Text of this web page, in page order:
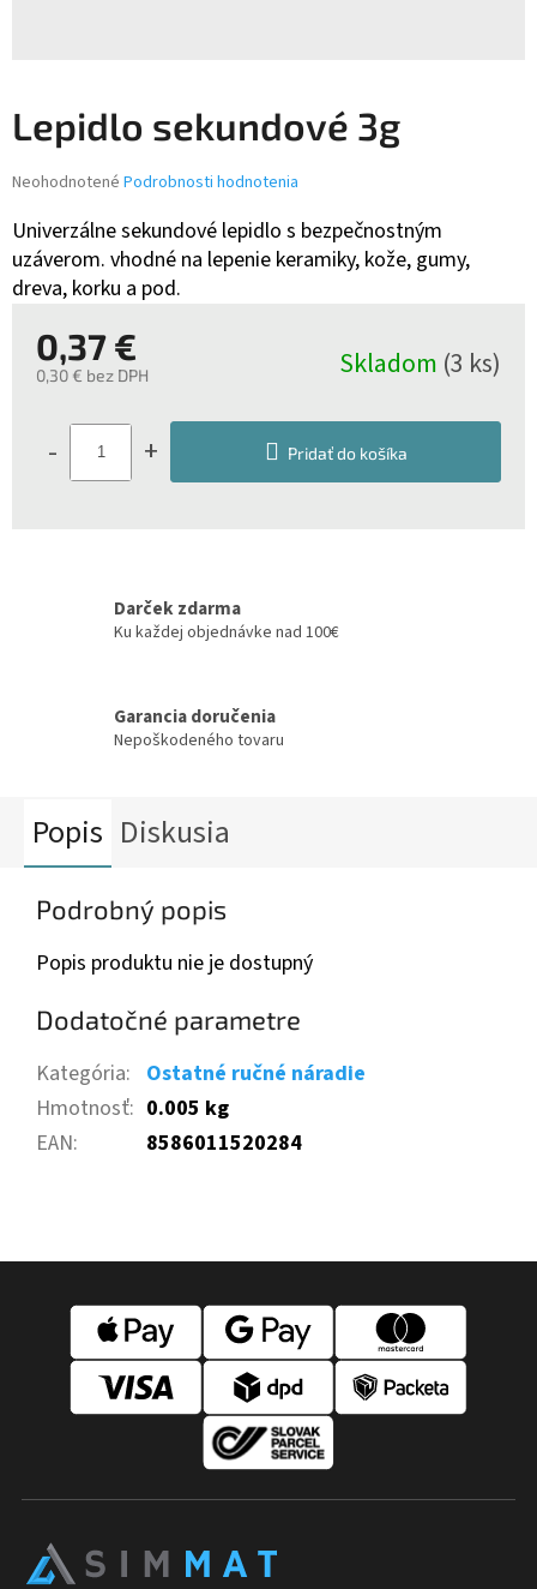
Lepidlo sekundové 3g
Priemerné
produktu
je
0,0
z
hviezdičiek.
Neohodnotené Podrobnosti hodnotenia
Univerzálne sekundové lepidlo s bezpečnostným
uzáverom. vhodné na lepenie keramiky, kože, gumy,
dreva, korku a pod.
0,37 €
0,30 € bez DPH
cena:
Skladom (3 ks)
- + Pridať do košíka
Darček zdarma
Ku každej objednávke nad 100€
Garancia doručenia
Nepoškodeného tovaru
Popis Diskusia
Podrobný popis
Popis produktu nie je dostupný
Dodatočné parametre
Kategória: Ostatné ručné náradie
Hmotnosť: 0.005 kg
EAN: 8586011520284